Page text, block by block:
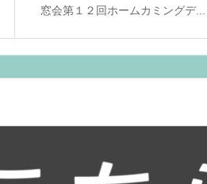
窓会第１２回ホームカミングデ...